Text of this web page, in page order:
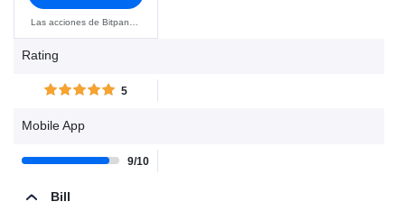
Las acciones de Bitpanda
una acción subyacente o
un ETF.......
Rating
5
Mobile App
9/10
Bill